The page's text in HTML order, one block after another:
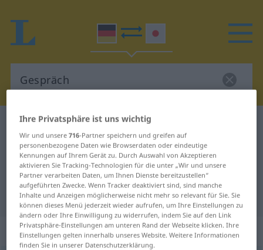
Deutsch-Japanisch Wörterbuch
Deutsch-Japanisch Übersetzung
für "Gespräch"
"Gespräch" Japanisch Übersetzung
„Gespräch“: Neutrum
Ihre Privatsphäre ist uns wichtig
Wir und unsere716-Partner speichern und greifen auf
personenbezogene Daten wie Browserdaten oder eindeutige
Kennungen auf Ihrem Gerät zu. Durch Auswahl von Akzeptieren
aktivieren Sie Tracking-Technologien für die unter „Wir und unsere
Partner verarbeiten Daten, um Ihnen Dienste bereitzustellen“
aufgeführten Zwecke. Wenn Tracker deaktiviert sind, sind manche
Inhalte und Anzeigen möglicherweise nicht mehr so relevant für Sie. Sie
können dieses Menü jederzeit wieder aufrufen, um Ihre Einstellungen zu
ändern oder Ihre Einwilligung zu widerrufen, indem Sie auf den Link
Privatsphäre-Einstellungen am unteren Rand der Webseite klicken. Ihre
Einstellungen gelten innerhalb unseres Website. Weitere Informationen
finden Sie in unserer Datenschutzerklärung.